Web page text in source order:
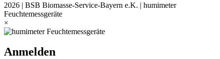
2026 | BSB Biomasse-Service-Bayern e.K. | humimeter
Feuchtemessgeräte
×
Anmelden